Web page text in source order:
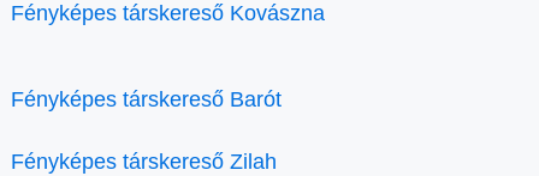
Fényképes társkereső Kovászna
Fényképes társkereső Barót
Fényképes társkereső Zilah